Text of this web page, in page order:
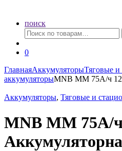
поиск
Искать:
0
ГлавнаяАккумуляторыТяговые и
аккумуляторыMNB MM 75А/ч
Аккумуляторы, Тяговые и
MNB MM 75А/